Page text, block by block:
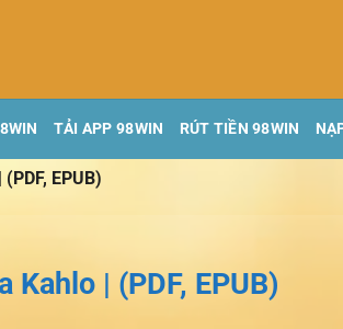
TẢI APP 98WIN RÚT TIỀN 98WIN
EPUB)
| (PDF, EPUB)